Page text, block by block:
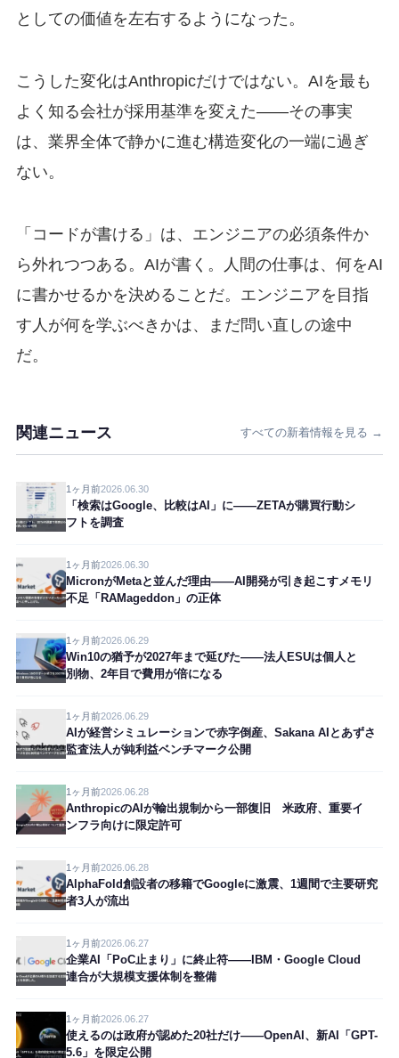
としての価値を左右するようになった。
こうした変化はAnthropicだけではない。AIを最も
よく知る会社が採用基準を変えた——その事実
は、業界全体で静かに進む構造変化の一端に過ぎ
ない。
「コードが書ける」は、エンジニアの必須条件か
ら外れつつある。AIが書く。人間の仕事は、何をAI
に書かせるかを決めることだ。エンジニアを目指
す人が何を学ぶべきかは、まだ問い直しの途中
だ。
関連ニュース すべての新着情報を見る →
1ヶ月前2026.06.30
「検索はGoogle、比較はAI」に——ZETAが購買行動シ
フトを調査
1ヶ月前2026.06.30
MicronがMetaと並んだ理由——AI開発が引き起こすメモリ
不足「RAMageddon」の正体
1ヶ月前2026.06.29
Win10の猶予が2027年まで延びた——法人ESUは個人と
別物、2年目で費用が倍になる
1ヶ月前2026.06.29
AIが経営シミュレーションで赤字倒産、Sakana AIとあずさ
監査法人が純利益ベンチマーク公開
1ヶ月前2026.06.28
AnthropicのAIが輸出規制から一部復旧 米政府、重要イ
ンフラ向けに限定許可
1ヶ月前2026.06.28
AlphaFold創設者の移籍でGoogleに激震、1週間で主要研究
者3人が流出
1ヶ月前2026.06.27
企業AI「PoC止まり」に終止符——IBM・Google Cloud
連合が大規模支援体制を整備
1ヶ月前2026.06.27
使えるのは政府が認めた20社だけ——OpenAI、新AI「GPT-
5.6」を限定公開